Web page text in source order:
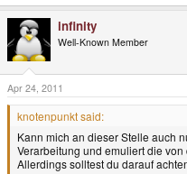
infinity
Well-Known Member
Apr 24, 2011
knotenpunkt said:
Kann mich an dieser Stelle auch
Verarbeitung und emuliert die
Allerdings solltest du darauf